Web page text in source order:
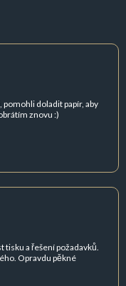
doladit papír, aby
znovu :)
a řešení požadavků.
Opravdu pěkné